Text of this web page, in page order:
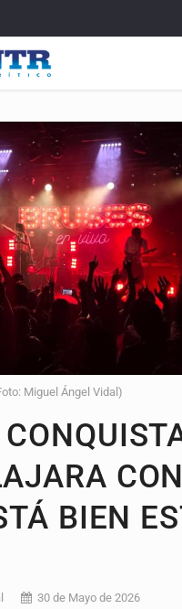
Miguel Ángel Vidal)
BIEN
30 de Mayo de 2026